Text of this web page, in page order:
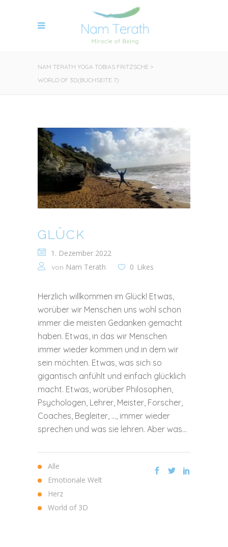
NAM TERATH YOGA TOBIAS FRITZSCHE >
WORLD OF 3D(BUCHSEITE 7)
GLÜCK
1. Dezember 2022
von Nam Terath 0 Likes
Herzlich willkommen im Glück! Etwas,
worüber wir Menschen uns wohl schon
immer die meisten Gedanken gemacht
haben. Etwas, in das wir Menschen
immer wieder kommen und in dem wir
sein möchten. Etwas, was sich so
gigantisch anfühlt und einfach glücklich
macht. Etwas, worüber Philosophen,
Psychologen, Lehrer, Meister, Forscher,
Coaches, Begleiter, …, immer wieder
sprechen und was sie lehren. Aber was...
Alle
Emotionale Welt
Herz
World of 3D